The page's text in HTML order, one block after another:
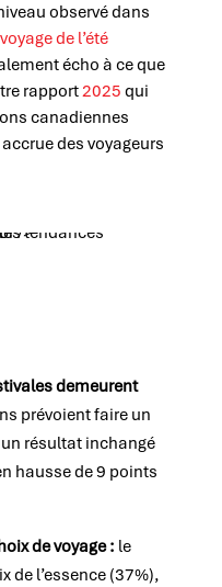
observé dans
de l’été
écho à ce que
rapport2025 qui
canadiennes
des voyageurs
demeurent
prévoient faire un
un résultat inchangé
hausse de 9 points
de voyage : le
de l’essence (37%),